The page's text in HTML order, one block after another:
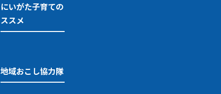
にいがた子育ての
ススメ
地域おこし協力隊